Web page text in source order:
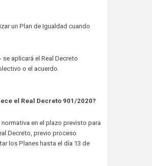
un Plan de Igualdad cuando
aplicará el Real Decreto
o el acuerdo.
el Real Decreto 901/2020?
en el plazo previsto para
Decreto, previo proceso
los Planes hasta el día 13 de